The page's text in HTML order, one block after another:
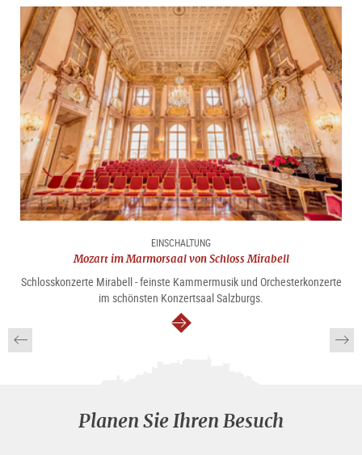
EINSCHALTUNG
Mozart im Marmorsaal von Schloss Mirabell
Schlosskonzerte Mirabell - feinste Kammermusik und Orchesterkonzerte
im schönsten Konzertsaal Salzburgs.
weiter
Planen Sie Ihren Besuch